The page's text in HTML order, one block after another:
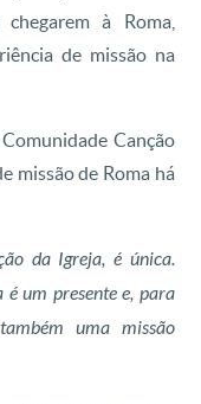
à Roma,
de missão na
Canção
missão de Roma há
da Igreja, é única.
um presente e, para
uma missão